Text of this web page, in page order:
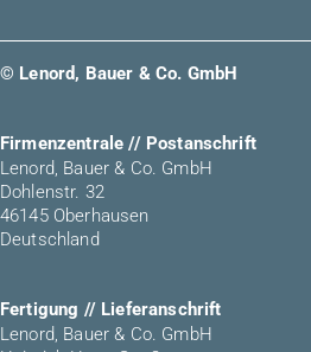
© Lenord, Bauer & Co. GmbH
Firmenzentrale // Postanschrift
Lenord, Bauer & Co. GmbH
Dohlenstr. 32
46145 Oberhausen
Deutschland
Fertigung // Lieferanschrift
Lenord, Bauer & Co. GmbH